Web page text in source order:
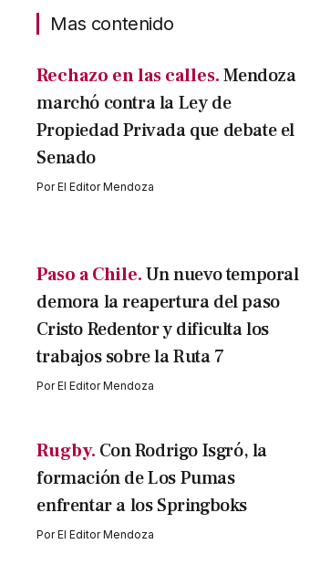
Mas contenido
Rechazo en las calles. Mendoza
marchó contra la Ley de
Propiedad Privada que debate el
Senado
PorEl Editor Mendoza
Paso a Chile. Un nuevo temporal
demora la reapertura del paso
Cristo Redentor y dificulta los
trabajos sobre la Ruta 7
PorEl Editor Mendoza
Rugby. Con Rodrigo Isgró, la
formación de Los Pumas
enfrentar a los Springboks
PorEl Editor Mendoza